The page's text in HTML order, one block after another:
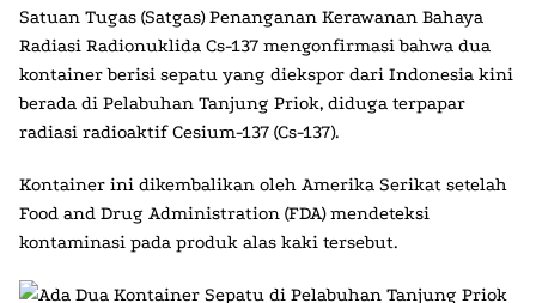
Satuan Tugas (Satgas) Penanganan Kerawanan Bahaya
Radiasi Radionuklida Cs-137 mengonfirmasi bahwa dua
kontainer berisi sepatu yang diekspor dari Indonesia kini
berada di Pelabuhan Tanjung Priok, diduga terpapar
radiasi radioaktif Cesium-137 (Cs-137).
Kontainer ini dikembalikan oleh Amerika Serikat setelah
Food and Drug Administration (FDA) mendeteksi
kontaminasi pada produk alas kaki tersebut.